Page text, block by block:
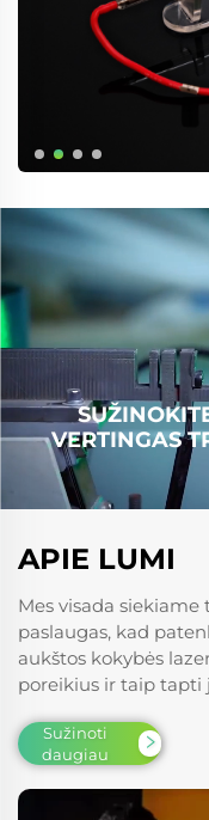
VERTINGAS
APIE LUMI
Mes visada
paslaugas, kad
aukštos kokybės
poreikius ir taip
Sužinoti
daugiau